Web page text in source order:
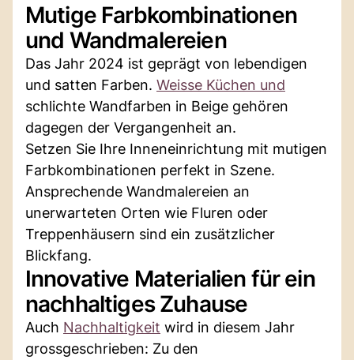
Mutige Farbkombinationen
und Wandmalereien
Das Jahr 2024 ist geprägt von lebendigen
und satten Farben. Weisse Küchen und
schlichte Wandfarben in Beige gehören
dagegen der Vergangenheit an.
Setzen Sie Ihre Inneneinrichtung mit mutigen
Farbkombinationen perfekt in Szene.
Ansprechende Wandmalereien an
unerwarteten Orten wie Fluren oder
Treppenhäusern sind ein zusätzlicher
Blickfang.
Innovative Materialien für ein
nachhaltiges Zuhause
Auch Nachhaltigkeit wird in diesem Jahr
grossgeschrieben: Zu den